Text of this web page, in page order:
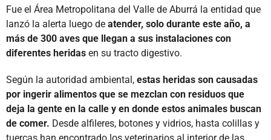
Fue el Área Metropolitana del Valle de Aburrá la entidad que
lanzó la alerta luego de atender, solo durante este año, a
más de 300 aves que llegan a sus instalaciones con
diferentes heridas en su tracto digestivo.
Según la autoridad ambiental, estas heridas son causadas
por ingerir alimentos que se mezclan con residuos que
deja la gente en la calle y en donde estos animales buscan
de comer. Desde alfileres, botones y vidrios, hasta colillas y
tuercas han encontrado los veterinarios al interior de las